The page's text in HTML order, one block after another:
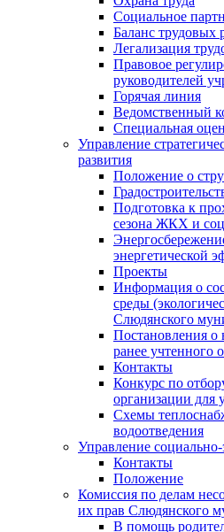
Социальное
Баланс трудовых
Легализация
Правовое
руководителей
Горячая линия
Ведомственный
Специальная
Управление
развития
Положение о
Подготовка к
сезона ЖКХ и
энергетической
Проекты
Информация о
среды
Слюдянского
Постановления о
ранее учтенного
Контакты
Конкурс по
организации
Схемы
водоотведения
Управление
Контакты
Положение
Комиссия по делам
их прав Слюдянского
В помощь